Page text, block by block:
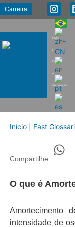
Carreira
PMA
|
Energia
e
Automação
Início Fast
Compartilhe:
O que é
Amortecimento
intensidade de